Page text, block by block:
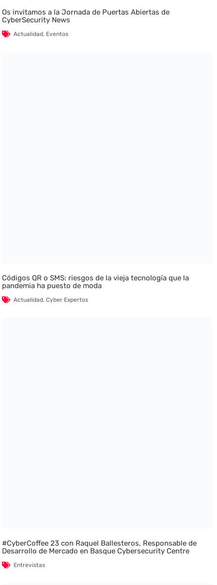
Os invitamos a la Jornada de Puertas Abiertas de
CyberSecurity News
Actualidad, Eventos
Códigos QR o SMS: riesgos de la vieja tecnología que la
pandemia ha puesto de moda
Actualidad,Cyber Expertos
#CyberCoffee 23 con Raquel Ballesteros, Responsable de
Desarrollo de Mercado en Basque Cybersecurity Centre
Entrevistas